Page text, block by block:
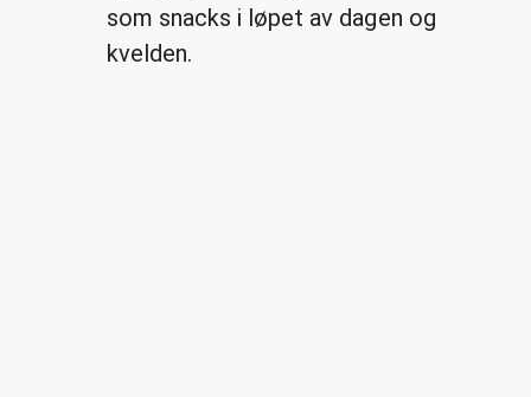
som snacks i løpet av dagen og
kvelden.